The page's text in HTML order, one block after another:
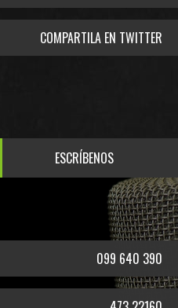
COMPARTILA EN TWITTER
ESCRÍBENOS
099 640 390